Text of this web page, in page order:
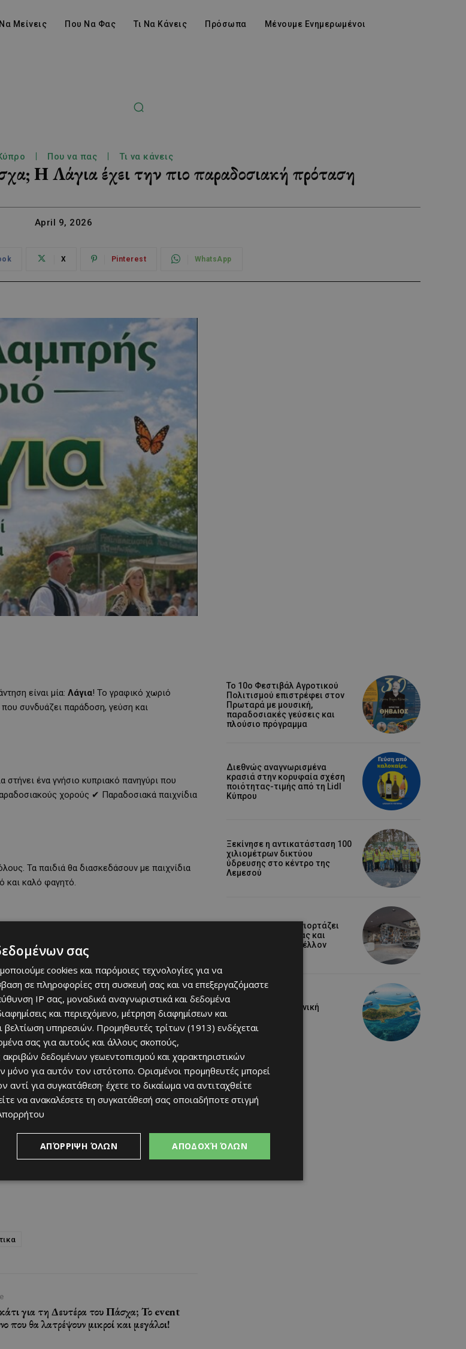
Μείνεις Που Να Φας Τι Να Κάνεις Πρόσωπα Μένουμε Ενημερωμένοι
Που να πας Τι να κάνεις
Η Λάγια έχει την πιο παραδοσιακή πρόταση
April 9, 2026
X Pinterest WhatsApp
είναι μία: Λάγια! Το γραφικό χωριό
που συνδυάζει παράδοση, γεύση και
ένα γνήσιο κυπριακό πανηγύρι που
χορούς ✔ Παραδοσιακά παιχνίδια
Τα παιδιά θα διασκεδάσουν με παιχνίδια
και καλό φαγητό.
γεμάτη μέρα εμπειρίας στο χωριό.
ρίζες. Είναι εκεί που: ✔ Το Πάσχα κρατά τον
ζωντανεύει μέσα από χορό και γεύση
για τη Δευτέρα του Πάσχα; Το event
που θα λατρέψουν μικροί και μεγάλοι!
Το 10ο Φεστιβάλ Αγροτικού
Πολιτισμού επιστρέφει στον
Πρωταρά με μουσική,
παραδοσιακές γεύσεις και
πλούσιο πρόγραμμα
Διεθνώς αναγνωρισμένα
κρασιά στην κορυφαία σχέση
ποιότητας-τιμής από τη Lidl
Κύπρου
Ξεκίνησε η αντικατάσταση 100
χιλιομέτρων δικτύου
ύδρευσης στο κέντρο της
Λεμεσού
Η Mercedes-Benz γιορτάζει
έναν αιώνα ιστορίας και
κοιτάζει προς το μέλλον
Ο τουρισμός ως εθνική
υπόθεση
σας
cookies και παρόμοιες τεχνολογίες για να
σε πληροφορίες στη συσκευή σας και να επεξεργαζόμαστε
IP σας, μοναδικά αναγνωριστικά και δεδομένα
και περιεχόμενο, μέτρηση διαφημίσεων και
βελτίωση υπηρεσιών. Προμηθευτές τρίτων (1913) ενδέχεται
σας για αυτούς και άλλους σκοπούς,
δεδομένων γεωεντοπισμού και χαρακτηριστικών
μόνο για αυτόν τον ιστότοπο. Ορισμένοι προμηθευτές μπορεί
για συγκατάθεση· έχετε το δικαίωμα να αντιταχθείτε
να ανακαλέσετε τη συγκατάθεσή σας οποιαδήποτε στιγμή
ΑΠΟΔΟΧΉ ΌΛΩΝ
ΑΠΌΡΡΙΨΗ ΌΛΩΝ